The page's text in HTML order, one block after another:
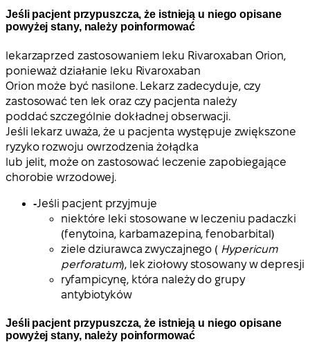
Jeśli pacjent przypuszcza, że istnieją u niego opisane
powyżej stany, należy poinformować
lekarzaprzed zastosowaniem leku Rivaroxaban Orion,
ponieważ działanie leku Rivaroxaban
Orion może być nasilone. Lekarz zadecyduje, czy
zastosować ten lek oraz czy pacjenta należy
poddać szczególnie dokładnej obserwacji.
Jeśli lekarz uważa, że u pacjenta występuje zwiększone
ryzyko rozwoju owrzodzenia żołądka
lub jelit, może on zastosować leczenie zapobiegające
chorobie wrzodowej.
-Jeśli pacjent przyjmuje
niektóre leki stosowane w leczeniu padaczki
(fenytoina, karbamazepina, fenobarbital)
ziele dziurawca zwyczajnego ( Hypericum
perforatum), lek ziołowy stosowany w depresji
ryfampicynę, która należy do grupy
antybiotyków
Jeśli pacjent przypuszcza, że istnieją u niego opisane
powyżej stany, należy poinformować